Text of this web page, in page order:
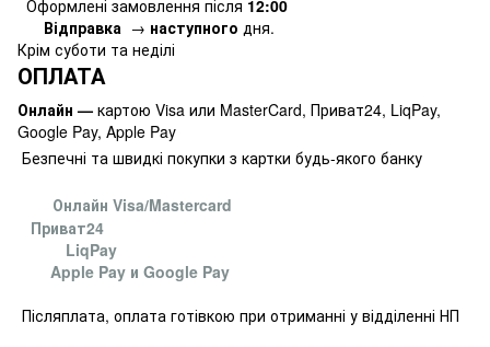
Оформлені замовлення після 12:00
Відправка → наступного дня.
Крім суботи та неділі
ОПЛАТА
Онлайн — картою Visa или MasterCard, Приват24, LiqPay,
Google Pay, Apple Pay
Безпечні та швидкі покупки з картки будь-якого банку
Онлайн Visa/Mastercard
Приват24
LiqPay
Apple Pay и Google Pay
Післяплата, оплата готівкою при отриманні у відділенні НП